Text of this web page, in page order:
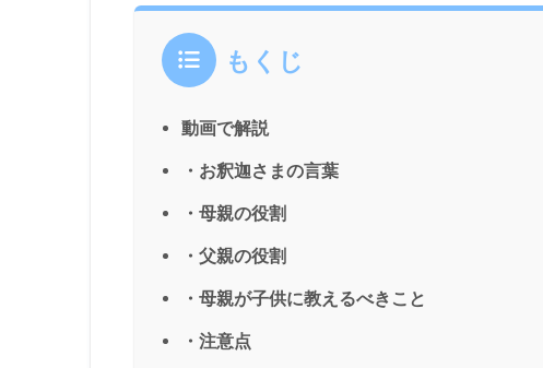
もくじ
動画で解説
・お釈迦さまの言葉
・母親の役割
・父親の役割
・母親が子供に教えるべきこと
・注意点